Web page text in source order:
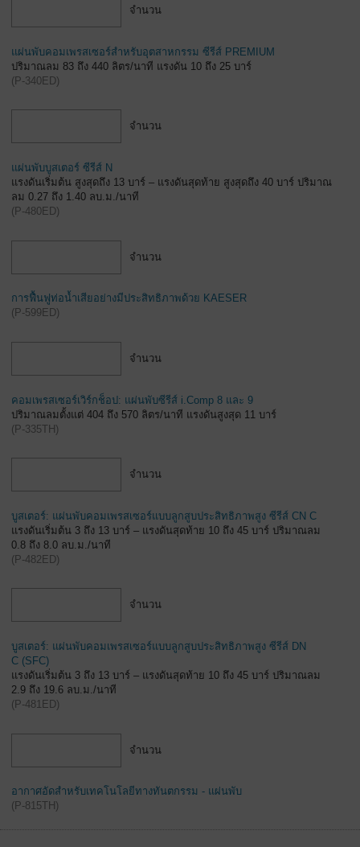
จำนวน
แผ่นพับคอมเพรสเซอร์สำหรับอุตสาหกรรม ซีรีส์ PREMIUM
ปริมาณลม 83 ถึง 440 ลิตร/นาที แรงดัน 10 ถึง 25 บาร์
(P-340ED)
จำนวน
แผ่นพับบูสเตอร์ ซีรีส์ N
แรงดันเริ่มต้น สูงสุดถึง 13 บาร์ – แรงดันสุดท้าย สูงสุดถึง 40 บาร์ ปริมาณ
ลม 0.27 ถึง 1.40 ลบ.ม./นาที
(P-480ED)
จำนวน
การฟื้นฟูท่อน้ำเสียอย่างมีประสิทธิภาพด้วย KAESER
(P-599ED)
จำนวน
คอมเพรสเซอร์เวิร์กช็อป: แผ่นพับซีรีส์ i.Comp 8 และ 9
ปริมาณลมตั้งแต่ 404 ถึง 570 ลิตร/นาที แรงดันสูงสุด 11 บาร์
(P-335TH)
จำนวน
บูสเตอร์: แผ่นพับคอมเพรสเซอร์แบบลูกสูบประสิทธิภาพสูง ซีรีส์ CN C
แรงดันเริ่มต้น 3 ถึง 13 บาร์ – แรงดันสุดท้าย 10 ถึง 45 บาร์ ปริมาณลม
0.8 ถึง 8.0 ลบ.ม./นาที
(P-482ED)
จำนวน
บูสเตอร์: แผ่นพับคอมเพรสเซอร์แบบลูกสูบประสิทธิภาพสูง ซีรีส์ DN
C (SFC)
แรงดันเริ่มต้น 3 ถึง 13 บาร์ – แรงดันสุดท้าย 10 ถึง 45 บาร์ ปริมาณลม
2.9 ถึง 19.6 ลบ.ม./นาที
(P-481ED)
จำนวน
อากาศอัดสำหรับเทคโนโลยีทางทันตกรรม - แผ่นพับ
(P-815TH )